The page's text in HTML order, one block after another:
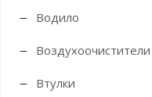
Водило
Воздухоочистители
Втулки